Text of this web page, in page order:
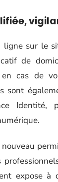
sur le
de
en cas de
sont
Identité,
expose à